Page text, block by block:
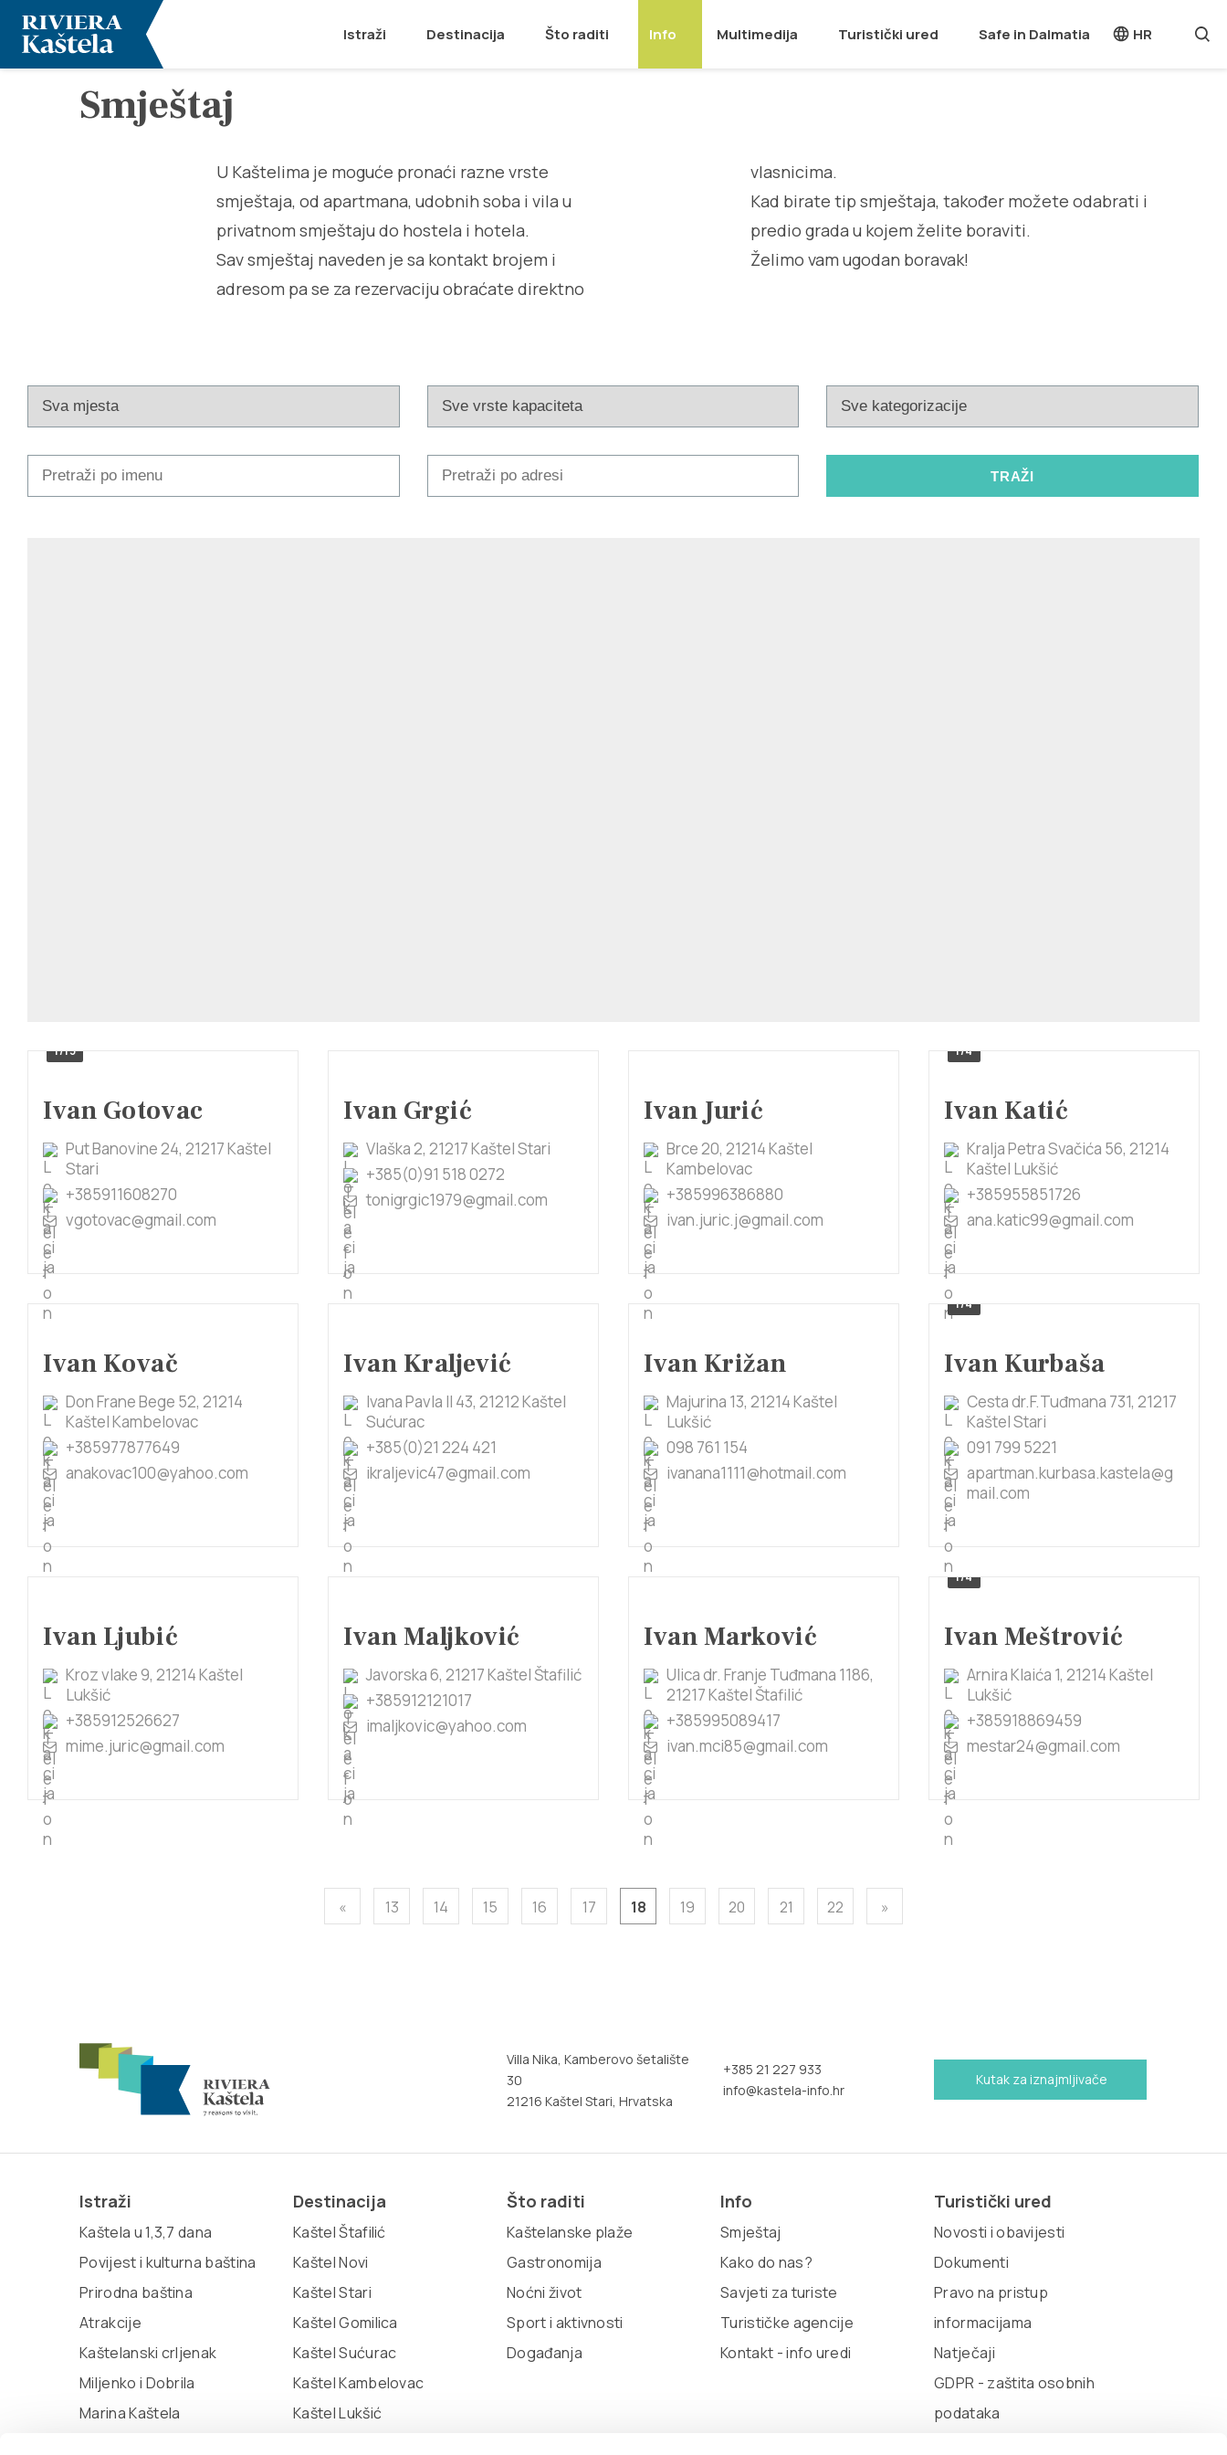
Istraži Destinacija Što raditi Info Multimedija Turistički ured Safe in Dalmatia HR
Smještaj
U Kaštelima je moguće pronaći razne vrste
smještaja, od apartmana, udobnih soba i vila u
privatnom smještaju do hostela i hotela.
Sav smještaj naveden je sa kontakt brojem i
adresom pa se za rezervaciju obraćate direktno
vlasnicima.
Kad birate tip smještaja, također možete odabrati i
predio grada u kojem želite boraviti.
Želimo vam ugodan boravak!
1/13
Ivan Gotovac
Put Banovine 24, 21217 Kaštel
Stari
+385911608270
vgotovac@gmail.com
Ivan Grgić
Vlaška 2, 21217 Kaštel Stari
+385(0)91 518 0272
tonigrgic1979@gmail.com
Ivan Jurić
Brce 20, 21214 Kaštel
Kambelovac
+385996386880
ivan.juric.j@gmail.com
1/4
Ivan Katić
Kralja Petra Svačića 56, 21214
Kaštel Lukšić
+385955851726
ana.katic99@gmail.com
Ivan Kovač
Don Frane Bege 52, 21214
Kaštel Kambelovac
+385977877649
anakovac100@yahoo.com
Ivan Kraljević
Ivana Pavla II 43, 21212 Kaštel
Sućurac
+385(0)21 224 421
ikraljevic47@gmail.com
Ivan Križan
Majurina 13, 21214 Kaštel
Lukšić
098 761 154
ivanana1111@hotmail.com
1/4
Ivan Kurbaša
Cesta dr.F.Tuđmana 731, 21217
Kaštel Stari
091 799 5221
apartman.kurbasa.kastela@g
mail.com
Ivan Ljubić
Kroz vlake 9, 21214 Kaštel
Lukšić
+385912526627
mime.juric@gmail.com
Ivan Maljković
Javorska 6, 21217 Kaštel Štafilić
+385912121017
imaljkovic@yahoo.com
Ivan Marković
Ulica dr. Franje Tuđmana 1186,
21217 Kaštel Štafilić
+385995089417
ivan.mci85@gmail.com
1/4
Ivan Meštrović
Arnira Klaića 1, 21214 Kaštel
Lukšić
+385918869459
mestar24@gmail.com
« 13 14 15 16 17 18 19 20 21 22 »
Villa Nika, Kamberovo šetalište
30
21216 Kaštel Stari, Hrvatska
+385 21 227 933
info@kastela-info.hr
Kutak za iznajmljivače
Istraži
Kaštela u 1,3,7 dana
Povijest i kulturna baština
Prirodna baština
Atrakcije
Kaštelanski crljenak
Miljenko i Dobrila
Marina Kaštela
Destinacija
Kaštel Štafilić
Kaštel Novi
Kaštel Stari
Kaštel Gomilica
Kaštel Sućurac
Kaštel Kambelovac
Kaštel Lukšić
Što raditi
Kaštelanske plaže
Gastronomija
Noćni život
Sport i aktivnosti
Događanja
Info
Smještaj
Kako do nas?
Savjeti za turiste
Turističke agencije
Kontakt - info uredi
Turistički ured
Novosti i obavijesti
Dokumenti
Pravo na pristup
informacijama
Natječaji
GDPR - zaštita osobnih
podataka